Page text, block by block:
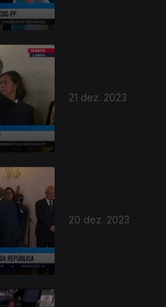
21 dez. 2023
20 dez. 2023